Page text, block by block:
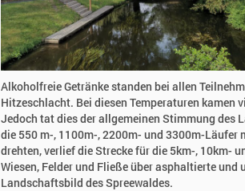
Alkoholfreie Getränke standen bei allen
Hitzeschlacht. Bei diesen Temperaturen kamen
Jedoch tat dies der allgemeinen Stimmung des
die 550 m-, 1100m-, 2200m- und 3300m-Läufer
drehten, verlief die Strecke für die 5km-, 10km-
Wiesen, Felder und Fließe über asphaltierte
Landschaftsbild des Spreewaldes.